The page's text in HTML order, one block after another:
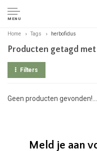
MENU
Home Tags herbofidus
Producten getagd
Filters
Geen producten gevonden!...
Meld je aan